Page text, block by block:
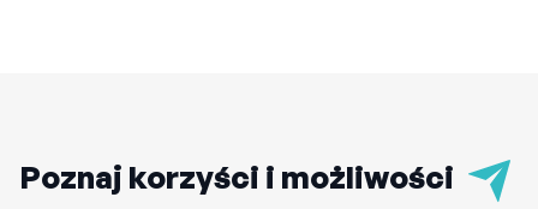
Poznaj korzyści i możliwości